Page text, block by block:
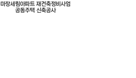
마장세림아파트 재건축정비사업
공동주택 신축공사